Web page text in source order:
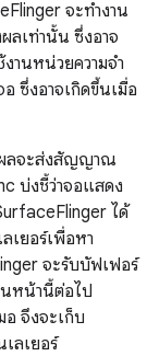
จะทำงาน
ลเท่านั้น ซึ่งอาจ
านหน่วยความจำ
ซึ่งอาจเกิดขึ้นเมื่อ
ผลจะส่งสัญญาณ
บ่งชี้ว่าจอแสดง
ได้
เยอร์เพื่อหา
จะรับบัฟเฟอร์
หน้านี้ต่อไป
จึงจะเก็บ
ลเยอร์